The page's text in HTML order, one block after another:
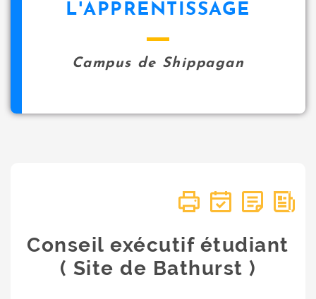
L'APPRENTISSAGE
Campus de Shippagan
Conseil exécutif étudiant
( Site de Bathurst )